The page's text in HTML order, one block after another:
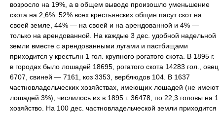
возросло на 19%, а в общем выводе произошло уменьшение
скота на 2,6%. 52% всех крестьянских общин пасут скот на
своей земле, 44% — на своей и на арендованной и 4% —
только на арендованной. На каждые 3 дес. удобной надельной
земли вместе с арендованными лугами и пастбищами
приходится у крестьян 1 гол. крупного рогатого скота. В 1895 г.
в городах было лошадей 18695, рогатого скота 14283 гол., овец
6707, свиней — 7161, коз 3353, верблюдов 104. В 1637
частновладельческих хозяйствах, имеющих лошадей (не имеют
лошадей 3%), числилось их в 1895 г. 36478, по 22,3 головы на 1
хозяйство. На 100 дес. частновладельческой земли приходится